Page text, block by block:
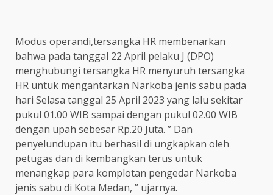
Modus operandi,tersangka HR membenarkan
bahwa pada tanggal 22 April pelaku J (DPO)
menghubungi tersangka HR menyuruh tersangka
HR untuk mengantarkan Narkoba jenis sabu pada
hari Selasa tanggal 25 April 2023 yang lalu sekitar
pukul 01.00 WIB sampai dengan pukul 02.00 WIB
dengan upah sebesar Rp.20 Juta. ” Dan
penyelundupan itu berhasil di ungkapkan oleh
petugas dan di kembangkan terus untuk
menangkap para komplotan pengedar Narkoba
jenis sabu di Kota Medan, ” ujarnya.